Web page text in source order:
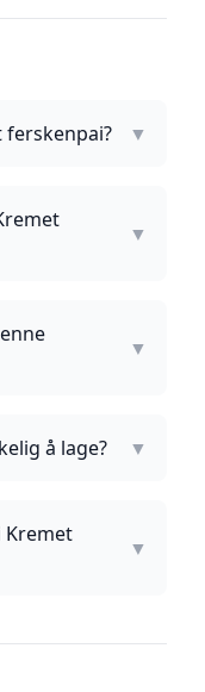
ferskenpai? ▼
▼
▼
å lage? ▼
Kremet
▼